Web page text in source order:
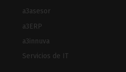
a3asesor
a3ERP
a3innuva
Servicios de IT